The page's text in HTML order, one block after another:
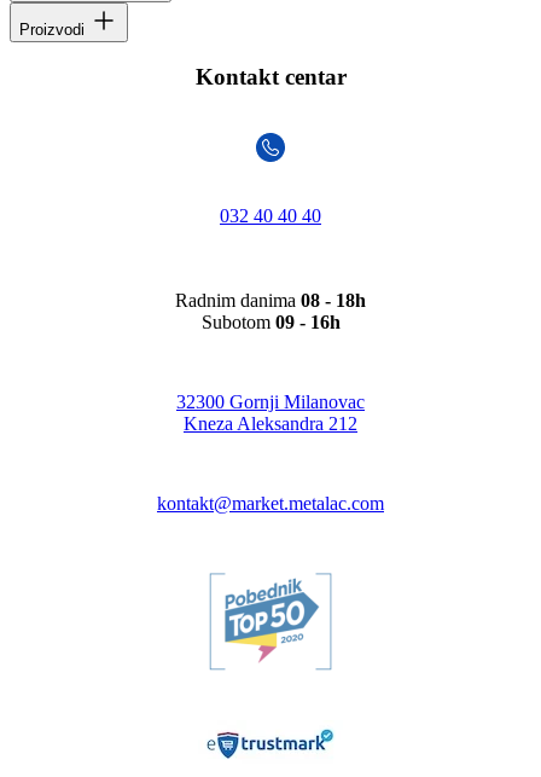
Proizvodi
Kontakt centar
032 40 40 40
Radnim danima 08 - 18h
Subotom 09 - 16h
32300 Gornji Milanovac
Kneza Aleksandra 212
kontakt@market.metalac.com